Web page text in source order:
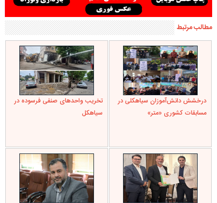
مطالب مرتبط
درخشش دانش‌آموزان سیاهکلی در
مسابقات کشوری «متر»
تخریب واحدهای صنفی فرسوده در
سیاهکل